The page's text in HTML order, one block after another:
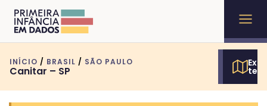
INÍCIO / BRASIL / SÃO PAULO
Canitar – SP